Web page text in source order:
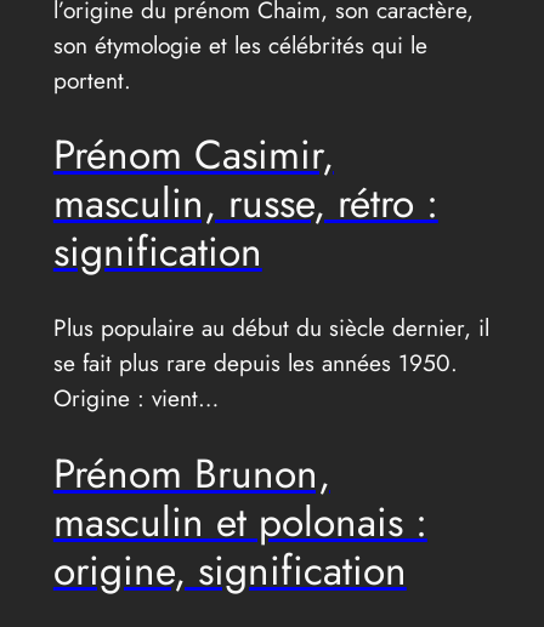
l’origine du prénom Chaim, son caractère,
son étymologie et les célébrités qui le
portent.
Prénom Casimir,
masculin, russe, rétro :
signification
Plus populaire au début du siècle dernier, il
se fait plus rare depuis les années 1950.
Origine : vient…
Prénom Brunon,
masculin et polonais :
origine, signification